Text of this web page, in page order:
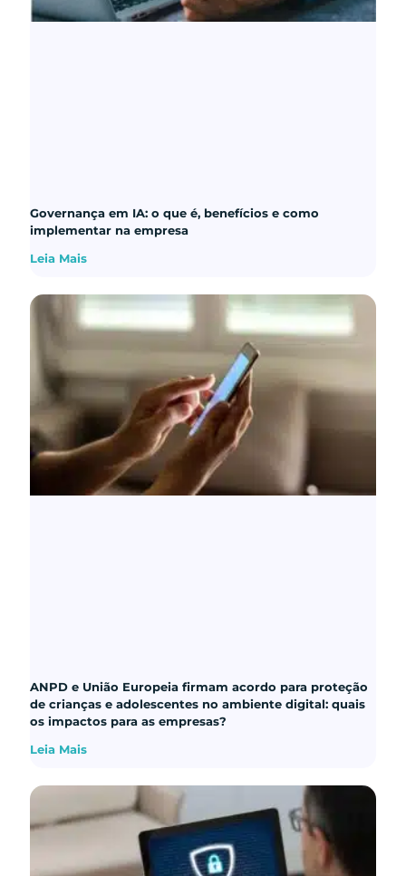
Governança em IA: o que é, benefícios e como
implementar na empresa
Leia Mais
ANPD e União Europeia firmam acordo para proteção
de crianças e adolescentes no ambiente digital: quais
os impactos para as empresas?
Leia Mais